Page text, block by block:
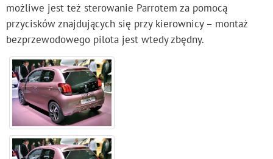
możliwe jest też sterowanie Parrotem za pomocą
przycisków znajdujących się przy kierownicy – montaż
bezprzewodowego pilota jest wtedy zbędny.